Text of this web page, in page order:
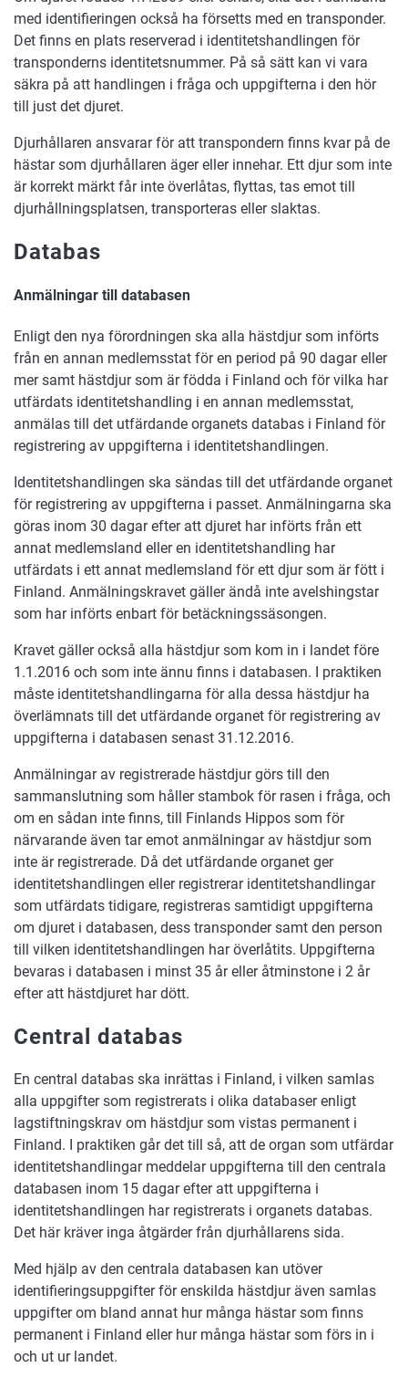
med identifieringen också ha försetts med en transponder.
Det finns en plats reserverad i identitetshandlingen för
transponderns identitetsnummer. På så sätt kan vi vara
säkra på att handlingen i fråga och uppgifterna i den hör
till just det djuret.
Djurhållaren ansvarar för att transpondern finns kvar på de
hästar som djurhållaren äger eller innehar. Ett djur som inte
är korrekt märkt får inte överlåtas, flyttas, tas emot till
djurhållningsplatsen, transporteras eller slaktas.
Databas
Anmälningar till databasen
Enligt den nya förordningen ska alla hästdjur som införts
från en annan medlemsstat för en period på 90 dagar eller
mer samt hästdjur som är födda i Finland och för vilka har
utfärdats identitetshandling i en annan medlemsstat,
anmälas till det utfärdande organets databas i Finland för
registrering av uppgifterna i identitetshandlingen.
Identitetshandlingen ska sändas till det utfärdande organet
för registrering av uppgifterna i passet. Anmälningarna ska
göras inom 30 dagar efter att djuret har införts från ett
annat medlemsland eller en identitetshandling har
utfärdats i ett annat medlemsland för ett djur som är fött i
Finland. Anmälningskravet gäller ändå inte avelshingstar
som har införts enbart för betäckningssäsongen.
Kravet gäller också alla hästdjur som kom in i landet före
1.1.2016 och som inte ännu finns i databasen. I praktiken
måste identitetshandlingarna för alla dessa hästdjur ha
överlämnats till det utfärdande organet för registrering av
uppgifterna i databasen senast 31.12.2016.
Anmälningar av registrerade hästdjur görs till den
sammanslutning som håller stambok för rasen i fråga, och
om en sådan inte finns, till Finlands Hippos som för
närvarande även tar emot anmälningar av hästdjur som
inte är registrerade. Då det utfärdande organet ger
identitetshandlingen eller registrerar identitetshandlingar
som utfärdats tidigare, registreras samtidigt uppgifterna
om djuret i databasen, dess transponder samt den person
till vilken identitetshandlingen har överlåtits. Uppgifterna
bevaras i databasen i minst 35 år eller åtminstone i 2 år
efter att hästdjuret har dött.
Central databas
En central databas ska inrättas i Finland, i vilken samlas
alla uppgifter som registrerats i olika databaser enligt
lagstiftningskrav om hästdjur som vistas permanent i
Finland. I praktiken går det till så, att de organ som utfärdar
identitetshandlingar meddelar uppgifterna till den centrala
databasen inom 15 dagar efter att uppgifterna i
identitetshandlingen har registrerats i organets databas.
Det här kräver inga åtgärder från djurhållarens sida.
Med hjälp av den centrala databasen kan utöver
identifieringsuppgifter för enskilda hästdjur även samlas
uppgifter om bland annat hur många hästar som finns
permanent i Finland eller hur många hästar som förs in i
och ut ur landet.